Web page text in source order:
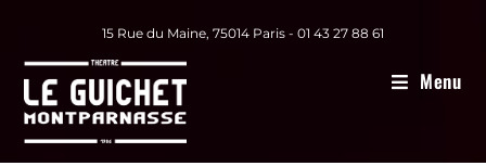
15 Rue du Maine, 75014 Paris - 01 43 27 88 61
Menu